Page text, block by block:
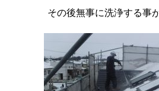
その後無事に洗浄する事